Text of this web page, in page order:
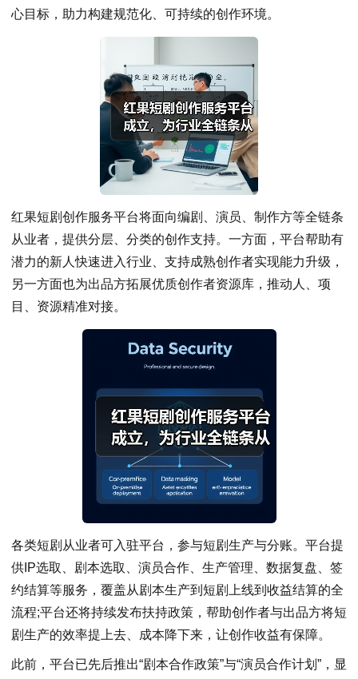
心目标，助力构建规范化、可持续的创作环境。
红果短剧创作服务平台将面向编剧、演员、制作方等全链条
从业者，提供分层、分类的创作支持。一方面，平台帮助有
潜力的新人快速进入行业、支持成熟创作者实现能力升级，
另一方面也为出品方拓展优质创作者资源库，推动人、项
目、资源精准对接。
各类短剧从业者可入驻平台，参与短剧生产与分账。平台提
供IP选取、剧本选取、演员合作、生产管理、数据复盘、签
约结算等服务，覆盖从剧本生产到短剧上线到收益结算的全
流程;平台还将持续发布扶持政策，帮助创作者与出品方将短
剧生产的效率提上去、成本降下来，让创作收益有保障。
此前，平台已先后推出“剧本合作政策”与“演员合作计划”，显